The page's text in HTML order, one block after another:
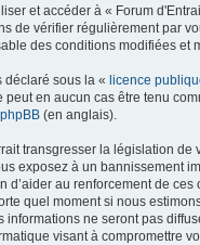
et accéder à « Forum
de vérifier régulièrement par
des conditions modifiées et
déclaré sous la « licence
en aucun cas être tenu
(en anglais).
transgresser la législation de
exposez à un bannissement
d’aider au renforcement de
quel moment si nous
ne seront pas
visant à compromettre